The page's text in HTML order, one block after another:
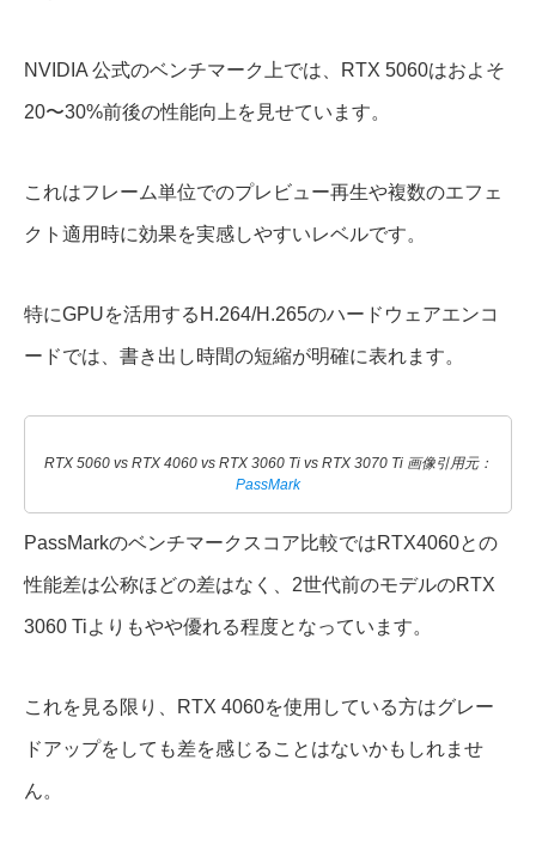
NVIDIA 公式のベンチマーク上では、RTX 5060はおよそ
20〜30%前後の性能向上を見せています。
これはフレーム単位でのプレビュー再生や複数のエフェ
クト適用時に効果を実感しやすいレベルです。
特にGPUを活用するH.264/H.265のハードウェアエンコ
ードでは、書き出し時間の短縮が明確に表れます。
RTX 5060 vs RTX 4060 vs RTX 3060 Ti vs RTX 3070 Ti 画像引用元：
PassMark
PassMarkのベンチマークスコア比較ではRTX4060との
性能差は公称ほどの差はなく、2世代前のモデルのRTX
3060 Tiよりもやや優れる程度となっています。
これを見る限り、RTX 4060を使用している方はグレー
ドアップをしても差を感じることはないかもしれませ
ん。